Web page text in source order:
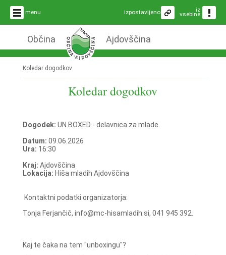
menu iz
vsebine
izpostavljeno
Občina Ajdovščina
Koledar dogodkov
Koledar dogodkov
Dogodek: UN BOXED - delavnica za mlade
Datum: 09.06.2026
Ura: 16:30
Kraj: Ajdovščina
Lokacija: Hiša mladih Ajdovščina
Kontaktni podatki organizatorja:
Tonja Ferjančič, info@mc-hisamladih.si, 041 945 392.
Kaj te čaka na tem "unboxingu"?